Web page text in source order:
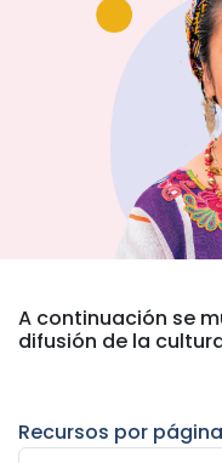
A continuación se
difusión de la
Recursos por página